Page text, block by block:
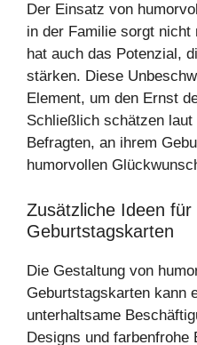
Der Einsatz von
in der Familie sorgt nicht
hat auch das Potenzial,
stärken. Diese
Element, um den Ernst
Schließlich schätzen
Befragten, an ihrem
humorvollen
Zusätzliche Ideen
Geburtstagskarten
Die Gestaltung von
Geburtstagskarten kann
unterhaltsame
Designs und farbenfrohe